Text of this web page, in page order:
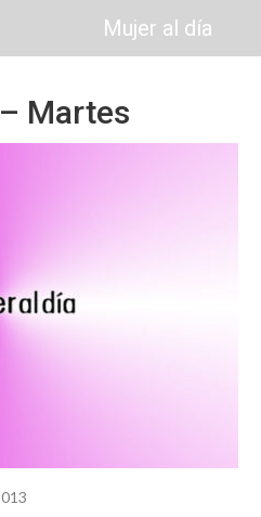
Mujer al día
Martes